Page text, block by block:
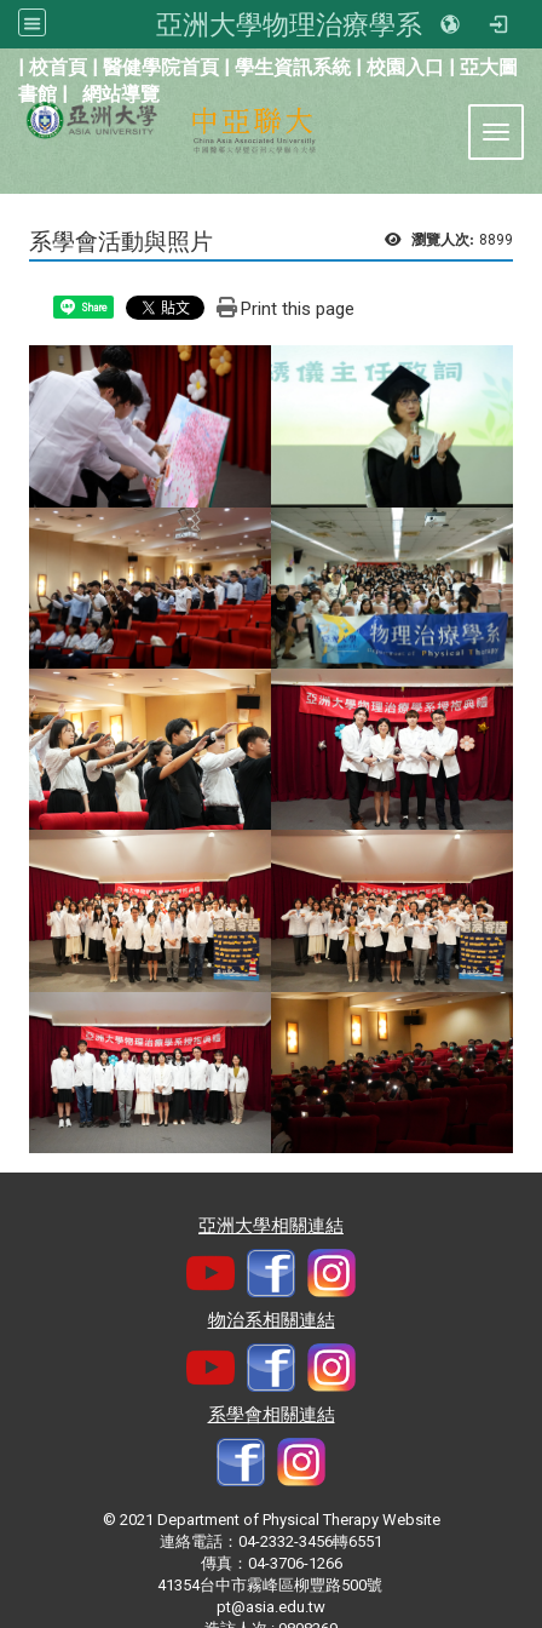
亞洲大學物理治療學系
| 校首頁 | 醫健學院首頁 | 學生資訊系統 | 校園入口 | 亞大圖
書館 | 網站導覽
瀏覽人次: 8899
系學會活動與照片
Share Print this page
亞洲大學相關連結
物治系相關連結
系學會相關連結
© 2021 Department of Physical Therapy Website
連絡電話：04-2332-3456轉6551
傳真：04-3706-1266
41354台中市霧峰區柳豐路500號
pt@asia.edu.tw